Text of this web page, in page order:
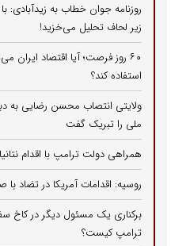
روزنامه جوان خطاب به زیدآبادی:
زیر لحاف تحلیل می‌خزید!
۶۰ روز فرصت؛ آیا اقتصاد ایران
استفاده کند؟
ولایتی انتصاب محسن رضایی به
ملی را تبریک گفت
همراهی دولت ترامپ با اقدام
روسیه: اقدامات آمریکا در تضاد
برکناری یک مسئول دیگر در کاخ
ترامپ کیست؟